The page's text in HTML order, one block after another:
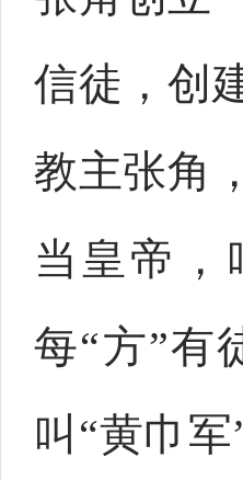
信徒，创
教主张角
当皇帝，
每“方”有
叫“黄巾